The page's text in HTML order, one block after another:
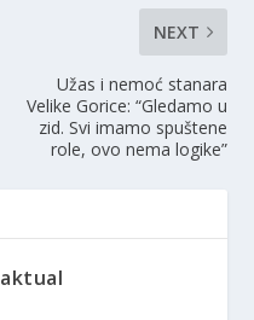
NEXT
Užas i nemoć stanara
Velike Gorice: “Gledamo u
zid. Svi imamo spuštene
role, ovo nema logike”
aktual